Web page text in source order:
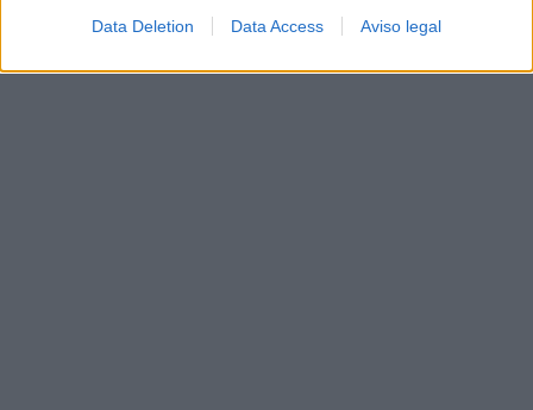
Data Deletion Data Access Aviso legal